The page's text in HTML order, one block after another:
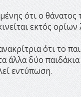
ότι ο θάνατος
εκτός
ότι το
άλλα δύο
εντύπωση.